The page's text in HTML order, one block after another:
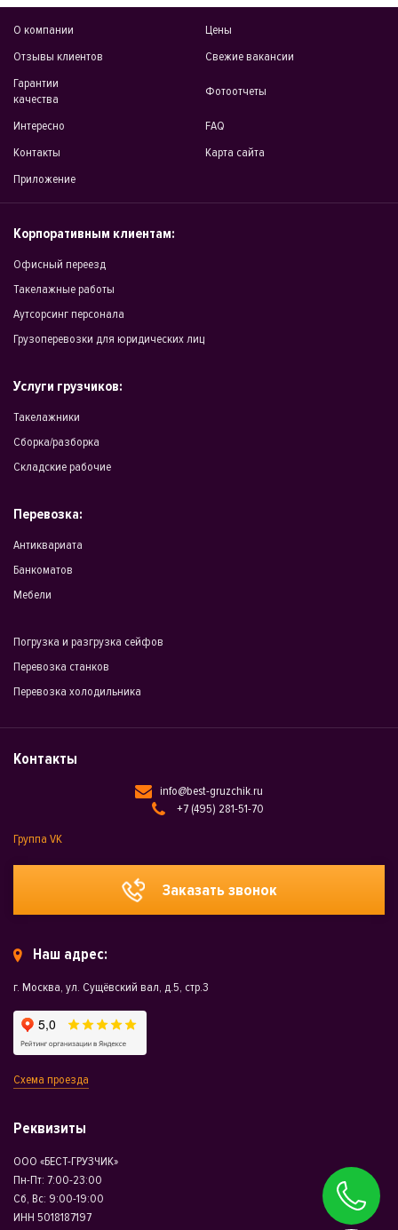
О компании
Цены
Отзывы клиентов
Свежие вакансии
Гарантии
качества
Фотоотчеты
Интересно
FAQ
Контакты
Карта сайта
Приложение
Корпоративным клиентам:
Офисный переезд
Такелажные работы
Аутсорсинг персонала
Грузоперевозки для юридических лиц
Услуги грузчиков:
Такелажники
Сборка/разборка
Складские рабочие
Перевозка:
Антиквариата
Банкоматов
Мебели
Погрузка и разгрузка сейфов
Перевозка станков
Перевозка холодильника
Контакты
info@best-gruzchik.ru
+7 (495) 281-51-70
Группа VK
Заказать звонок
Наш адрес:
г. Москва, ул. Сущёвский вал, д.5, стр.3
Схема проезда
Реквизиты
ООО «БЕСТ-ГРУЗЧИК»
Пн-Пт: 7:00-23:00
Сб, Вс: 9:00-19:00
ИНН 5018187197